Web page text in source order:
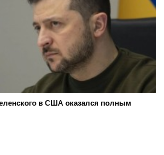
в США оказался полным